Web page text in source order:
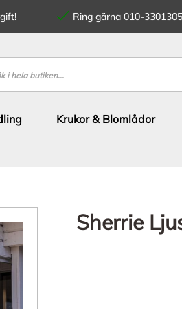
Ring gärna 010-3301305
Krukor & Blomlådor
Sherrie